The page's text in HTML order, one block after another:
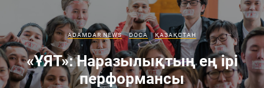
ADAMDAR NEWS DOCA ҚАЗАҚСТАН
«ҰЯТ»: Наразылықтың ең ірі
перформансы